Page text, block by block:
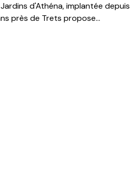
d'Athéna, implantée depuis
près de Trets propose...